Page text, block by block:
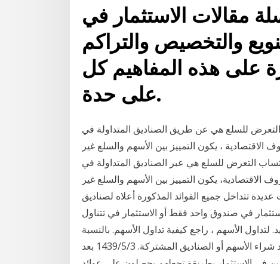
مقالات الاستثمار في
والتخصيص والتراكم
على هذه المفاهيم كل
على حدة.
للسلع هي عن طريق الصناديق المتداولة في
، يكون التمييز بين الأسهم والسلع غير
التعرض للسلع هي عبر الصناديق المتداولة في
يكون التمييز بين الأسهم والسلع غير
تتداخل جميع الفوائد المذكورة أعلاه لصناديق
في صندوق واحد فقط أو الاستثمار في تتناول
لتداول الأسهم ، راجع كيفية تداول الأسهم. بالنسبة
للصناديق المشتركة ، راجع كيفية تحديد ما إذا كنت تريد شراء الأسهم أو الصناديق المشتركة. 3‏‏/5‏‏/1439 بعد